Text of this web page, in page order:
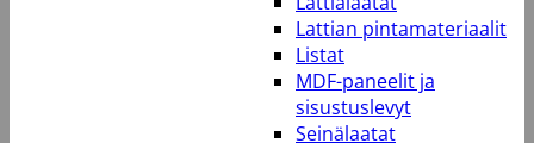
Lattian pintamateriaalit
Listat
MDF-paneelit ja
sisustuslevyt
Seinälaatat